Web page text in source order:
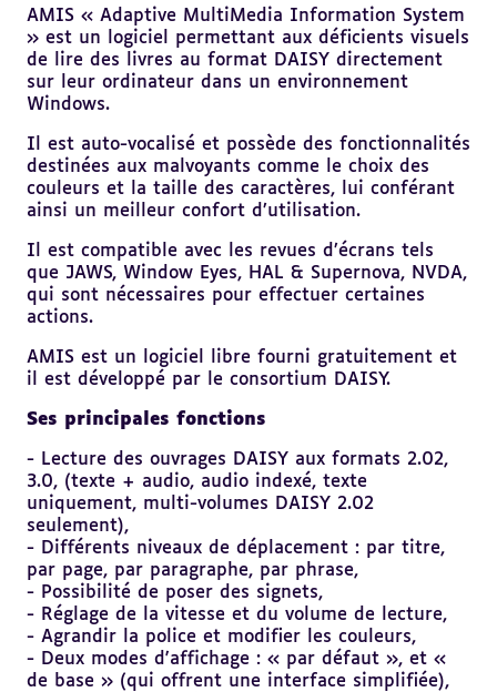
AMIS « Adaptive MultiMedia Information System
» est un logiciel permettant aux déficients visuels
de lire des livres au format DAISY directement
sur leur ordinateur dans un environnement
Windows.
Il est auto-vocalisé et possède des fonctionnalités
destinées aux malvoyants comme le choix des
couleurs et la taille des caractères, lui conférant
ainsi un meilleur confort d’utilisation.
Il est compatible avec les revues d’écrans tels
que JAWS, Window Eyes, HAL & Supernova, NVDA,
qui sont nécessaires pour effectuer certaines
actions.
AMIS est un logiciel libre fourni gratuitement et
il est développé par le consortium DAISY.
Ses principales fonctions
- Lecture des ouvrages DAISY aux formats 2.02,
3.0, (texte + audio, audio indexé, texte
uniquement, multi-volumes DAISY 2.02
seulement),
- Différents niveaux de déplacement : par titre,
par page, par paragraphe, par phrase,
- Possibilité de poser des signets,
- Réglage de la vitesse et du volume de lecture,
- Agrandir la police et modifier les couleurs,
- Deux modes d'affichage : « par défaut », et «
de base » (qui offrent une interface simplifiée),
sommaire